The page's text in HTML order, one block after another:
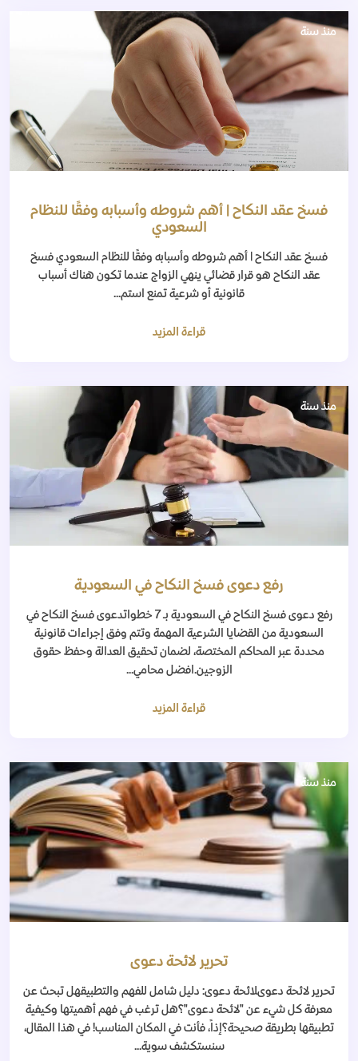
منذ سنة
فسخ عقد النكاح | أهم شروطه وأسبابه وفقًا للنظام
السعودي
فسخ عقد النكاح | أهم شروطه وأسبابه وفقًا للنظام السعودي فسخ
عقد النكاح هو قرار قضائي ينهي الزواج عندما تكون هناك أسباب
قانونية أو شرعية تمنع استم...
قراءة المزيد
منذ سنة
رفع دعوى فسخ النكاح في السعودية
رفع دعوى فسخ النكاح في السعودية بـ 7 خطواتدعوى فسخ النكاح في
السعودية من القضايا الشرعية المهمة وتتم وفق إجراءات قانونية
محددة عبر المحاكم المختصة، لضمان تحقيق العدالة وحفظ حقوق
الزوجين.افضل محامي...
قراءة المزيد
منذ سنة
تحرير لائحة دعوى
تحرير لائحة دعوىلائحة دعوى: دليل شامل للفهم والتطبيقهل تبحث عن
معرفة كل شيء عن "لائحة دعوى"؟هل ترغب في فهم أهميتها وكيفية
تطبيقها بطريقة صحيحة؟إذاً، فأنت في المكان المناسب! في هذا المقال،
سنستكشف سوية...